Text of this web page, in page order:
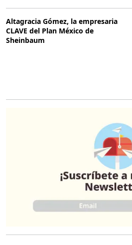
Altagracia Gómez, la empresaria
CLAVE del Plan México de
Sheinbaum